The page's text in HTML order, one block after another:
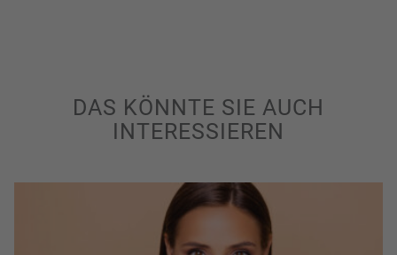
DAS KÖNNTE SIE AUCH
INTERESSIEREN